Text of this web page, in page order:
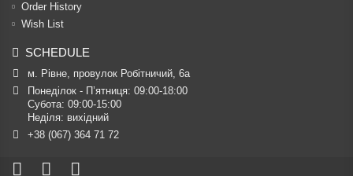
Order History
Wish List
SCHEDULE
м. Рівне, провулок Робітничий, 6а
Понеділок - П’ятниця: 09:00-18:00
Субота: 09:00-15:00
Неділя: вихідний
+38 (067) 364 71 72